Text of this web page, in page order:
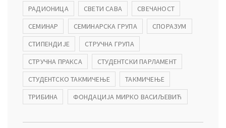
РАДИОНИЦА
СВЕТИ САВА
СВЕЧАНОСТ
СЕМИНАР
СЕМИНАРСКА ГРУПА
СПОРАЗУМ
СТИПЕНДИЈЕ
СТРУЧНА ГРУПА
СТРУЧНА ПРАКСА
СТУДЕНТСКИ ПАРЛАМЕНТ
СТУДЕНТСКО ТАКМИЧЕЊЕ
ТАКМИЧЕЊЕ
ТРИБИНА
ФОНДАЦИЈА МИРКО ВАСИЉЕВИЋ